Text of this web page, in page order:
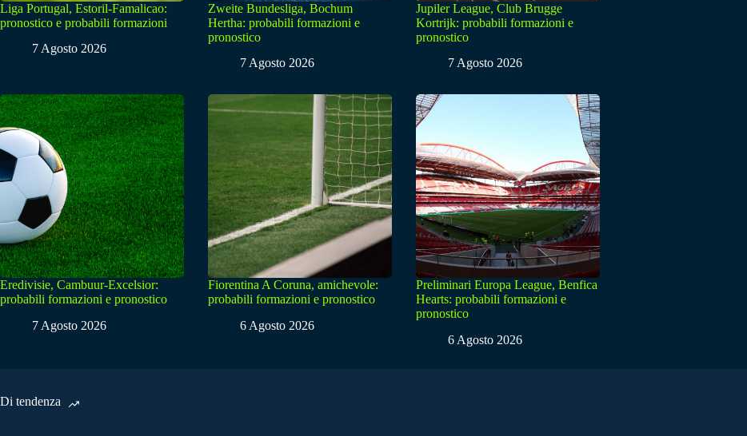
Liga Portugal, Estoril-Famalicao:
pronostico e probabili formazioni
7 Agosto 2026
Zweite Bundesliga, Bochum
Hertha: probabili formazioni e
pronostico
7 Agosto 2026
Jupiler League, Club Brugge
Kortrijk: probabili formazioni e
pronostico
7 Agosto 2026
Eredivisie, Cambuur-Excelsior:
probabili formazioni e pronostico
7 Agosto 2026
Fiorentina A Coruna, amichevole:
probabili formazioni e pronostico
6 Agosto 2026
Preliminari Europa League, Benfica
Hearts: probabili formazioni e
pronostico
6 Agosto 2026
Di tendenza